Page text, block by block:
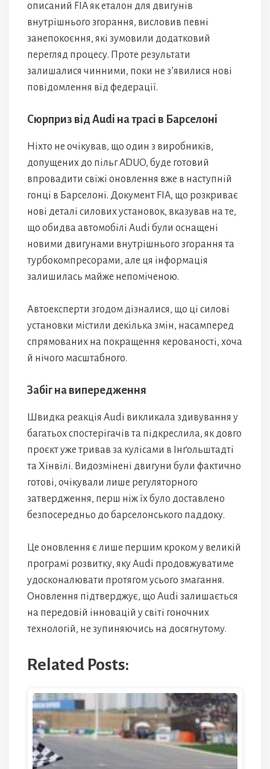
описаний FIA як еталон для двигунів
внутрішнього згорання, висловив певні
занепокоєння, які зумовили додатковий
перегляд процесу. Проте результати
залишалися чинними, поки не з’явилися нові
повідомлення від федерації.
Сюрприз від Audi на трасі в Барселоні
Ніхто не очікував, що один з виробників,
допущених до пільг ADUO, буде готовий
впровадити свіжі оновлення вже в наступній
гонці в Барселоні. Документ FIA, що розкриває
нові деталі силових установок, вказував на те,
що обидва автомобілі Audi були оснащені
новими двигунами внутрішнього згорання та
турбокомпресорами, але ця інформація
залишилась майже непоміченою.
Автоексперти згодом дізналися, що ці силові
установки містили декілька змін, насамперед
спрямованих на покращення керованості, хоча
й нічого масштабного.
Забіг на випередження
Швидка реакція Audi викликала здивування у
багатьох спостерігачів та підкреслила, як довго
проєкт уже тривав за кулісами в Інґольштадті
та Хінвілі. Видозмінені двигуни були фактично
готові, очікували лише регуляторного
затвердження, перш ніж їх було доставлено
безпосередньо до барселонського паддоку.
Це оновлення є лише першим кроком у великій
програмі розвитку, яку Audi продовжуватиме
удосконалювати протягом усього змагання.
Оновлення підтверджує, що Audi залишається
на передовій інновацій у світі гоночних
технологій, не зупиняючись на досягнутому.
Related Posts: